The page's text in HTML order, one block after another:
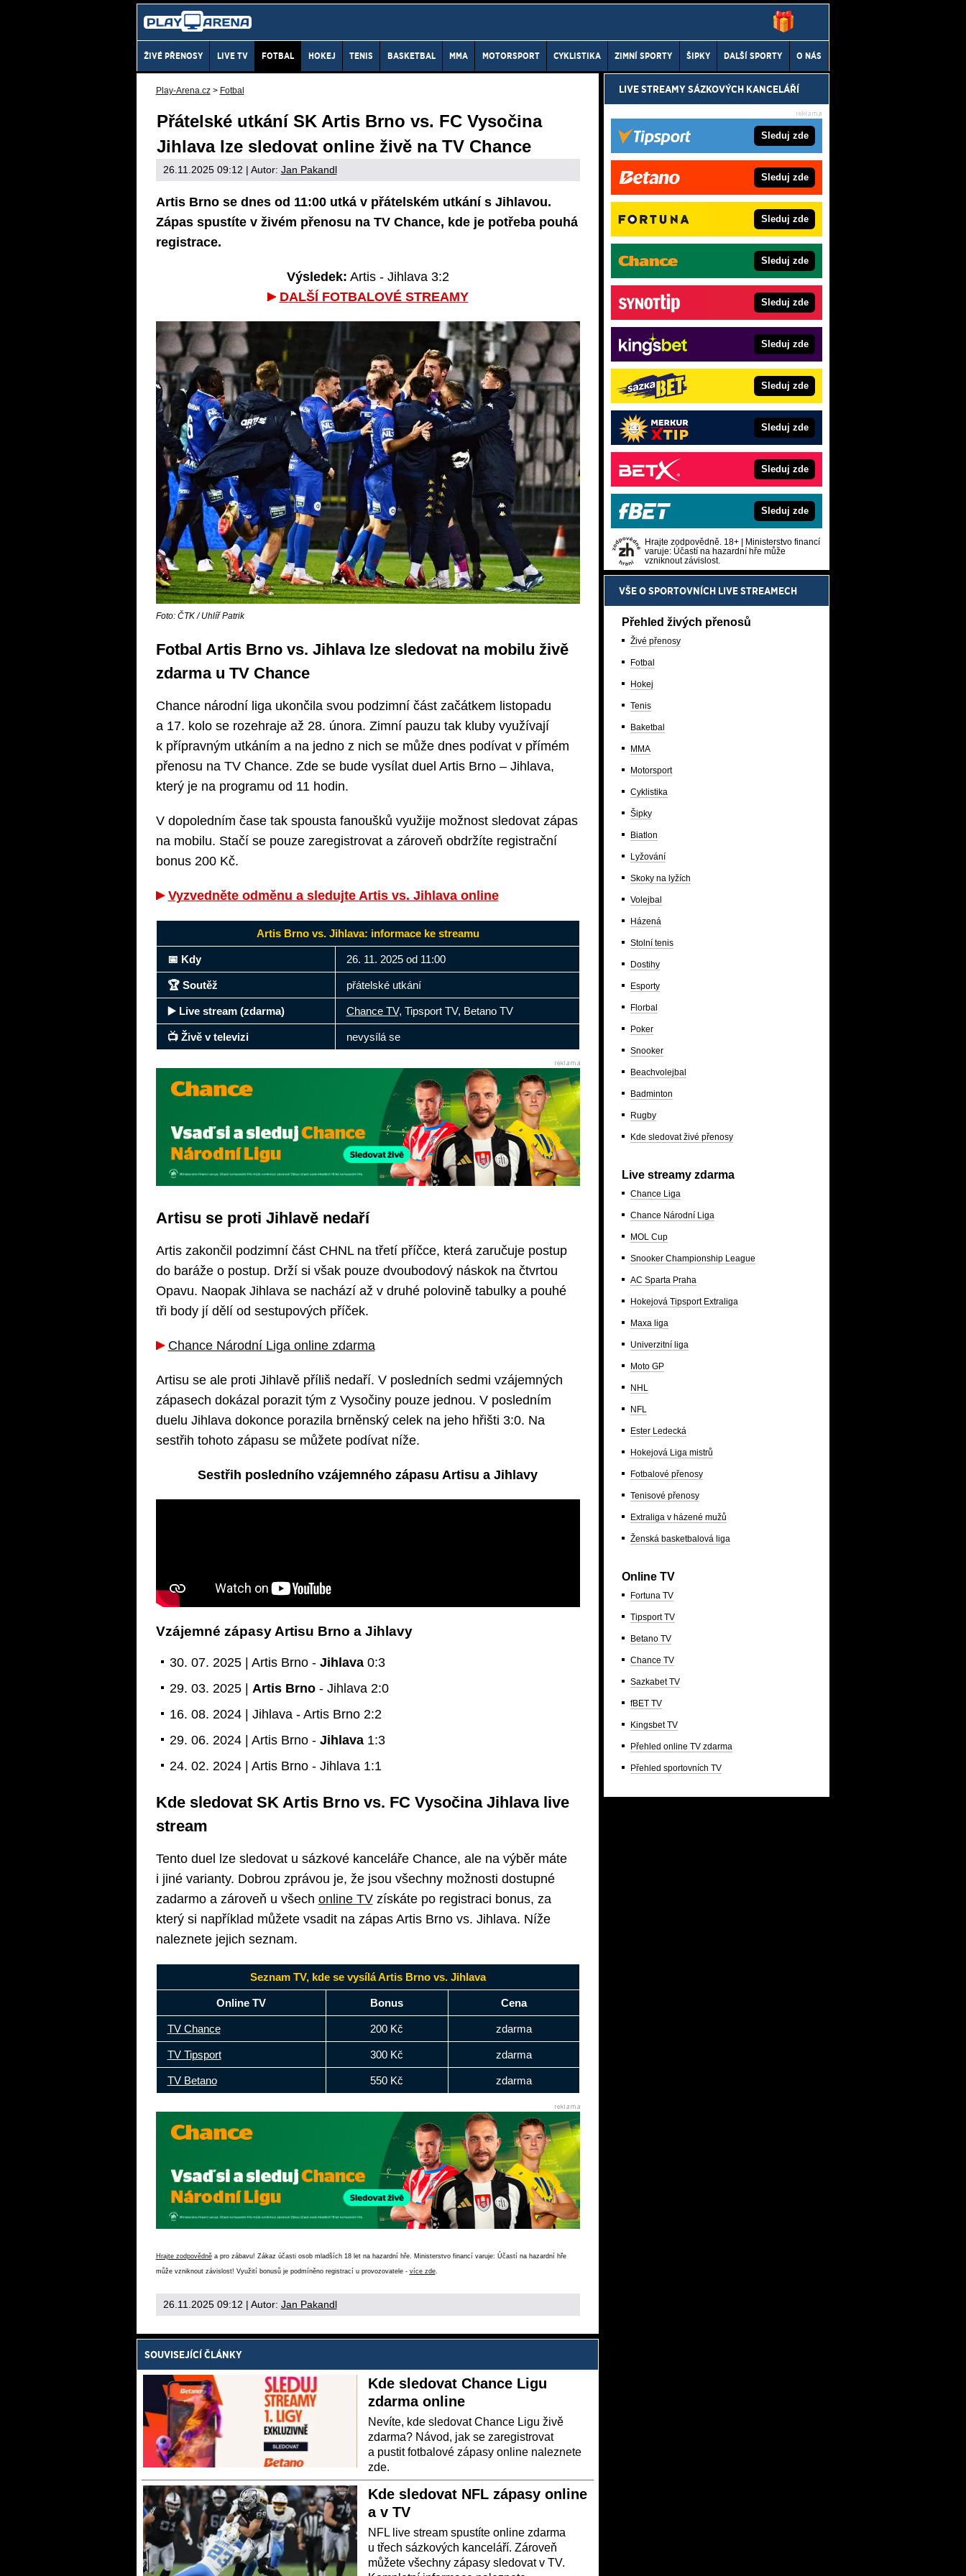
ŽIVÉ PŘENOSY LIVE TV FOTBAL HOKEJ TENIS BASKETBAL MMA MOTORSPORT CYKLISTIKA ZIMNÍ SPORTY ŠIPKY DALŠÍ SPORTY O NÁS
Play-Arena.cz > Fotbal
Přátelské utkání SK Artis Brno vs. FC Vysočina
Jihlava lze sledovat online živě na TV Chance
26.11.2025 09:12 | Autor: Jan Pakandl
Artis Brno se dnes od 11:00 utká v přátelském utkání s Jihlavou.
Zápas spustíte v živém přenosu na TV Chance, kde je potřeba pouhá
registrace.
Výsledek: Artis - Jihlava 3:2
DALŠÍ FOTBALOVÉ STREAMY
Foto: ČTK / Uhlíř Patrik
Fotbal Artis Brno vs. Jihlava lze sledovat na mobilu živě
zdarma u TV Chance
Chance národní liga ukončila svou podzimní část začátkem listopadu
a 17. kolo se rozehraje až 28. února. Zimní pauzu tak kluby využívají
k přípravným utkáním a na jedno z nich se může dnes podívat v přímém
přenosu na TV Chance. Zde se bude vysílat duel Artis Brno – Jihlava,
který je na programu od 11 hodin.
V dopoledním čase tak spousta fanoušků využije možnost sledovat zápas
na mobilu. Stačí se pouze zaregistrovat a zároveň obdržíte registrační
bonus 200 Kč.
Vyzvedněte odměnu a sledujte Artis vs. Jihlava online
Artis Brno vs. Jihlava: informace ke streamu
📅 Kdy 26. 11. 2025 od 11:00
🏆 Soutěž přátelské utkání
▶️ Live stream (zdarma) Chance TV, Tipsport TV, Betano TV
📺 Živě v televizi nevysílá se
Artisu se proti Jihlavě nedaří
Artis zakončil podzimní část CHNL na třetí příčce, která zaručuje postup
do baráže o postup. Drží si však pouze dvoubodový náskok na čtvrtou
Opavu. Naopak Jihlava se nachází až v druhé polovině tabulky a pouhé
tři body jí dělí od sestupových příček.
Chance Národní Liga online zdarma
Artisu se ale proti Jihlavě příliš nedaří. V posledních sedmi vzájemných
zápasech dokázal porazit tým z Vysočiny pouze jednou. V posledním
duelu Jihlava dokonce porazila brněnský celek na jeho hřišti 3:0. Na
sestřih tohoto zápasu se můžete podívat níže.
Sestřih posledního vzájemného zápasu Artisu a Jihlavy
Vzájemné zápasy Artisu Brno a Jihlavy
30. 07. 2025 | Artis Brno - Jihlava0:3
29. 03. 2025 | Artis Brno- Jihlava 2:0
16. 08. 2024 | Jihlava - Artis Brno 2:2
29. 06. 2024 | Artis Brno - Jihlava1:3
24. 02. 2024 | Artis Brno - Jihlava 1:1
Kde sledovat SK Artis Brno vs. FC Vysočina Jihlava live
stream
Tento duel lze sledovat u sázkové kanceláře Chance, ale na výběr máte
i jiné varianty. Dobrou zprávou je, že jsou všechny možnosti dostupné
zadarmo a zároveň u všech online TVzískáte po registraci bonus, za
který si například můžete vsadit na zápas Artis Brno vs. Jihlava. Níže
naleznete jejich seznam.
Seznam TV, kde se vysílá Artis Brno vs. Jihlava
Online TV Bonus Cena
TV Chance 200 Kč zdarma
TV Tipsport 300 Kč zdarma
TV Betano 550 Kč zdarma
Hrajte zodpovědněa pro zábavu! Zákaz účasti osob mladších 18 let na hazardní hře. Ministerstvo financí varuje: Účastí na hazardní hře
může vzniknout závislost! Využití bonusů je podmíněno registrací u provozovatele - více zde.
26.11.2025 09:12 | Autor: Jan Pakandl
SOUVISEJÍCÍ ČLÁNKY
Kde sledovat Chance Ligu
zdarma online
Nevíte, kde sledovat Chance Ligu živě
zdarma? Návod, jak se zaregistrovat
a pustit fotbalové zápasy online naleznete
zde.
Kde sledovat NFL zápasy online
a v TV
NFL live stream spustíte online zdarma
u třech sázkových kanceláří. Zároveň
můžete všechny zápasy sledovat v TV.
LIVE STREAMY SÁZKOVÝCH KANCELÁŘÍ
Sleduj zde
Sleduj zde
Sleduj zde
Sleduj zde
Sleduj zde
Sleduj zde
Sleduj zde
Sleduj zde
Sleduj zde
Sleduj zde
Hrajte zodpovědně. 18+ | Ministerstvo financí
varuje: Účastí na hazardní hře může
vzniknout závislost.
VŠE O SPORTOVNÍCH LIVE STREAMECH
Přehled živých přenosů
Živé přenosy
Fotbal
Hokej
Tenis
Baketbal
MMA
Motorsport
Cyklistika
Šipky
Biatlon
Lyžování
Skoky na lyžích
Volejbal
Házená
Stolní tenis
Dostihy
Esporty
Florbal
Poker
Snooker
Beachvolejbal
Badminton
Rugby
Kde sledovat živé přenosy
Live streamy zdarma
Chance Liga
Chance Národní Liga
MOL Cup
Snooker Championship League
AC Sparta Praha
Hokejová Tipsport Extraliga
Maxa liga
Univerzitní liga
Moto GP
NHL
NFL
Ester Ledecká
Hokejová Liga mistrů
Fotbalové přenosy
Tenisové přenosy
Extraliga v házené mužů
Ženská basketbalová liga
Online TV
Fortuna TV
Tipsport TV
Betano TV
Chance TV
Sazkabet TV
fBET TV
Kingsbet TV
Přehled online TV zdarma
Přehled sportovních TV